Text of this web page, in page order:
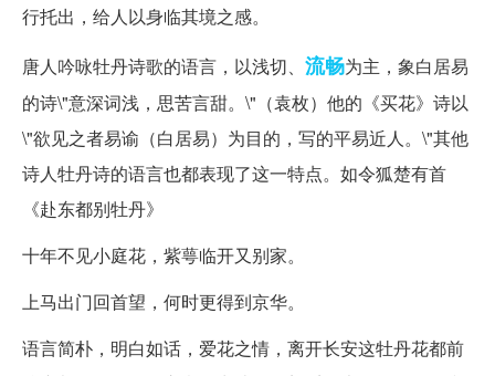
行托出，给人以身临其境之感。
唐人吟咏牡丹诗歌的语言，以浅切、 流畅为主，象白居易
的诗\"意深词浅，思苦言甜。\"（袁枚）他的《买花》诗以
\"欲见之者易谕（白居易）为目的，写的平易近人。\"其他
诗人牡丹诗的语言也都表现了这一特点。如令狐楚有首
《赴东都别牡丹》
十年不见小庭花，紫萼临开又别家。
上马出门回首望，何时更得到京华。
语言简朴，明白如话，爱花之情，离开长安这牡丹花都前